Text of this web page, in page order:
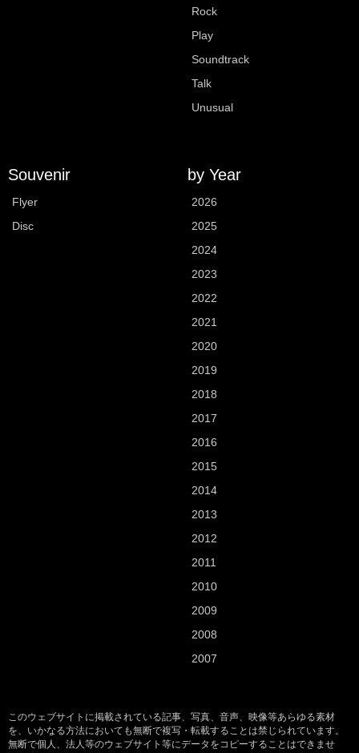
Rock
Play
Soundtrack
Talk
Unusual
Souvenir
Flyer
Disc
by Year
2026
2025
2024
2023
2022
2021
2020
2019
2018
2017
2016
2015
2014
2013
2012
2011
2010
2009
2008
2007
このウェブサイトに掲載されている記事、写真、音声、映像等あらゆる素材
を、いかなる方法においても無断で複写・転載することは禁じられています。
無断で個人、法人等のウェブサイト等にデータをコピーすることはできませ